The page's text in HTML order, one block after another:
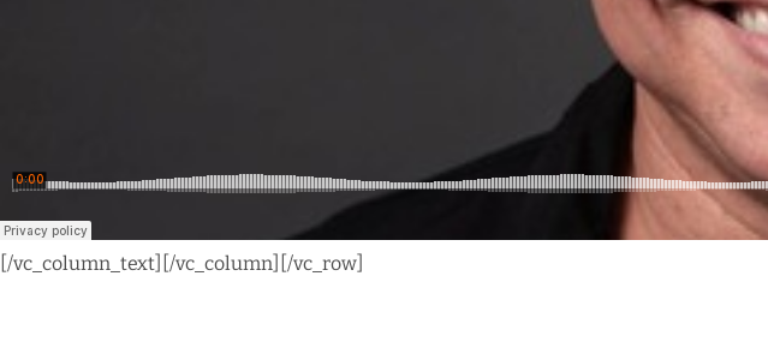
[/vc_column_text][/vc_column][/vc_row]